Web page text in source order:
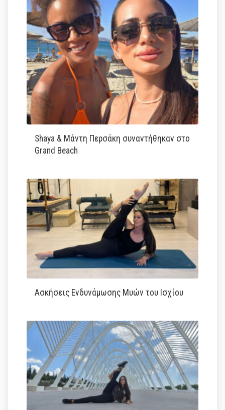
Shaya & Μάντη Περσάκη συναντήθηκαν στο
Grand Beach
Ασκήσεις Ενδυνάμωσης Μυών του Ισχίου